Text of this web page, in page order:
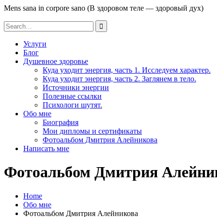
Mens sana in corpore sano (В здоровом теле — здоровый дух)
Search
for:
Услуги
Блог
Душевное здоровье
Куда уходит энергия, часть 1. Исследуем характер.
Куда уходит энергия, часть 2. Заглянем в тело.
Источники энергии
Полезные ссылки
Психологи шутят.
Обо мне
Биография
Мои дипломы и сертификаты
Фотоальбом Дмитрия Алейникова
Написать мне
Фотоальбом Дмитрия
Home
Обо мне
Фотоальбом Дмитрия Алейникова